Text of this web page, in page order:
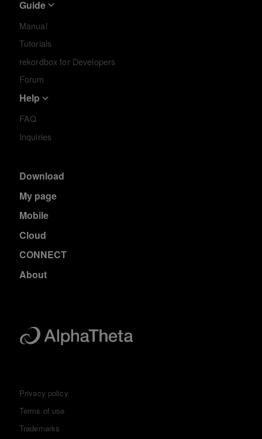
Guide
Manual
Tutorials
rekordbox for Developers
Forum
Help
FAQ
Inquiries
Download
My page
Mobile
Cloud
CONNECT
About
Privacy policy
Terms of use
Trademarks